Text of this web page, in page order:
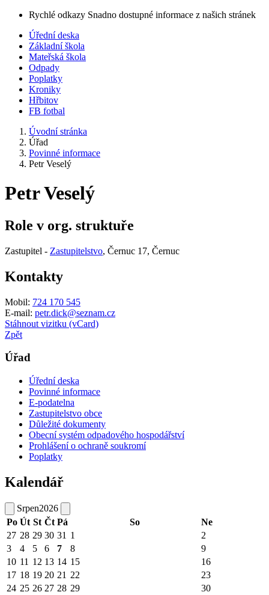
Rychlé odkazy Snadno dostupné informace z našich stránek
Úřední deska
Základní škola
Mateřská škola
Odpady
Poplatky
Kroniky
Hřbitov
FB fotbal
Úvodní stránka
Úřad
Povinné informace
Petr Veselý
Petr Veselý
Role v org. struktuře
Zastupitel - Zastupitelstvo, Černuc 17, Černuc
Kontakty
Mobil: 724 170 545
E-mail: petr.dick@seznam.cz
Stáhnout vizitku (vCard)
Zpět
Úřad
Úřední deska
Povinné informace
E-podatelna
Zastupitelstvo obce
Důležité dokumenty
Obecní systém odpadového hospodářství
Prohlášení o ochraně soukromí
Poplatky
Kalendář
Srpen2026
Po Út St Čt Pá So
Ne
27 28 29 30 31 1
2
3
4 5 6 7 8
9
10 11 12 13 14 15
16
17 18 19 20 21 22
23
24 25 26 27 28 29 30